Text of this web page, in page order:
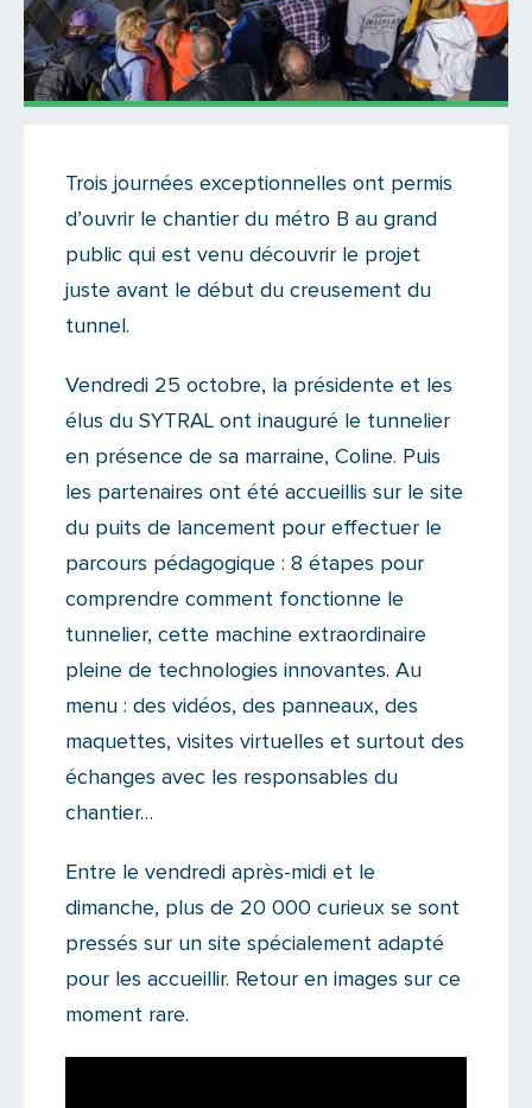
Il y a un commentaire sur cet article
Ajoutez le vôtre
Trois journées exceptionnelles ont permis
d’ouvrir le chantier du métro B au grand
public qui est venu découvrir le projet
juste avant le début du creusement du
tunnel.
Vendredi 25 octobre, la présidente et les
élus du SYTRAL ont inauguré le tunnelier
en présence de sa marraine, Coline. Puis
les partenaires ont été accueillis sur le site
du puits de lancement pour effectuer le
parcours pédagogique : 8 étapes pour
comprendre comment fonctionne le
tunnelier, cette machine extraordinaire
pleine de technologies innovantes. Au
menu : des vidéos, des panneaux, des
maquettes, visites virtuelles et surtout des
échanges avec les responsables du
chantier…
Entre le vendredi après-midi et le
dimanche, plus de 20 000 curieux se sont
pressés sur un site spécialement adapté
pour les accueillir. Retour en images sur ce
moment rare.